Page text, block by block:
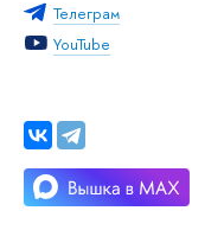
Телеграм
YouTube